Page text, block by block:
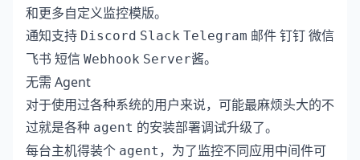
和更多自定义监控模版。
通知支持 Discord Slack Telegram 邮件 钉钉 微信
飞书 短信 Webhook Server酱。
无需 Agent
对于使用过各种系统的用户来说，可能最麻烦头大的不
过就是各种 agent 的安装部署调试升级了。
每台主机得装个 agent ，为了监控不同应用中间件可